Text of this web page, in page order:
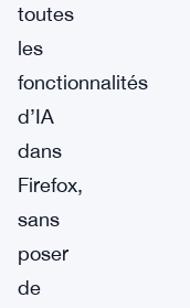
toutes
les
fonctionnalités
d’IA
dans
Firefox,
sans
poser
de